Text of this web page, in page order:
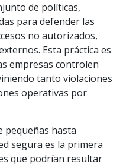
de políticas,
para defender las
no autorizados,
Esta práctica es
empresas controlen
tanto violaciones
operativas por
pequeñas hasta
segura es la primera
que podrían resultar